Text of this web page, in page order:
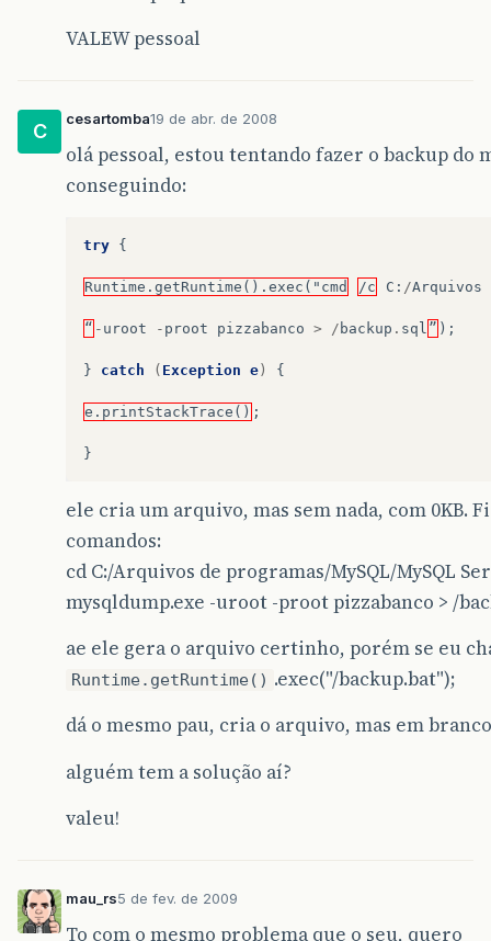
VALEW pessoal
C
cesartomba19 de abr. de 2008
olá pessoal, estou tentando fazer o backup do
conseguindo:
try {
Runtime.getRuntime().exec("cmd /c C : /Arquivos
“ - uroot - proot pizzabanco > / backup . sql ” );
} catch ( Exception e) {
e.printStackTrace() ;
}
ele cria um arquivo, mas sem nada, com 0KB.
comandos:
cd C:/Arquivos de programas/MySQL/MySQL
mysqldump.exe -uroot -proot pizzabanco > /
ae ele gera o arquivo certinho, porém se eu
Runtime.getRuntime() .exec("/backup.bat");
dá o mesmo pau, cria o arquivo, mas em
alguém tem a solução aí?
valeu!
mau_rs5 de fev. de 2009
To com o mesmo problema que o seu, quero